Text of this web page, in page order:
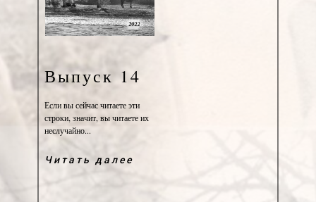
Читать далее
Выпуск 14
Если вы сейчас читаете эти
строки, значит, вы читаете их
неслучайно...